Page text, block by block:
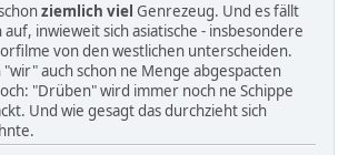
ziemlich viel Genrezeug. Und es fällt
auf, inwieweit sich asiatische - insbesondere
von den westlichen unterscheiden.
auch schon ne Menge abgespacten
"Drüben" wird immer noch ne Schippe
Und wie gesagt das durchzieht sich